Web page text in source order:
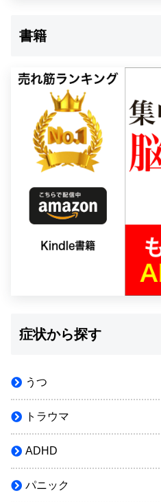
書籍
症状から探す
うつ
トラウマ
ADHD
パニック